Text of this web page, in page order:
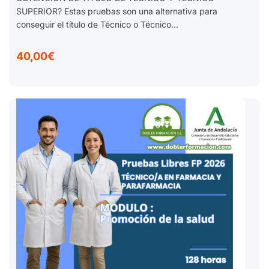
SUPERIOR? Estas pruebas son una alternativa para
conseguir el título de Técnico o Técnico...
40,00€